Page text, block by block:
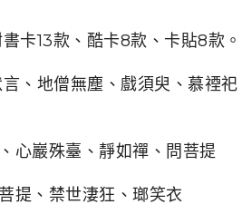
卡13款、酷卡8款、卡貼8款。
、 地僧無塵 、 戲須臾 、 慕禋祀
、 心巖殊臺 、 靜如禪 、 問菩提
提 、 禁世淒狂 、 瑯笑衣